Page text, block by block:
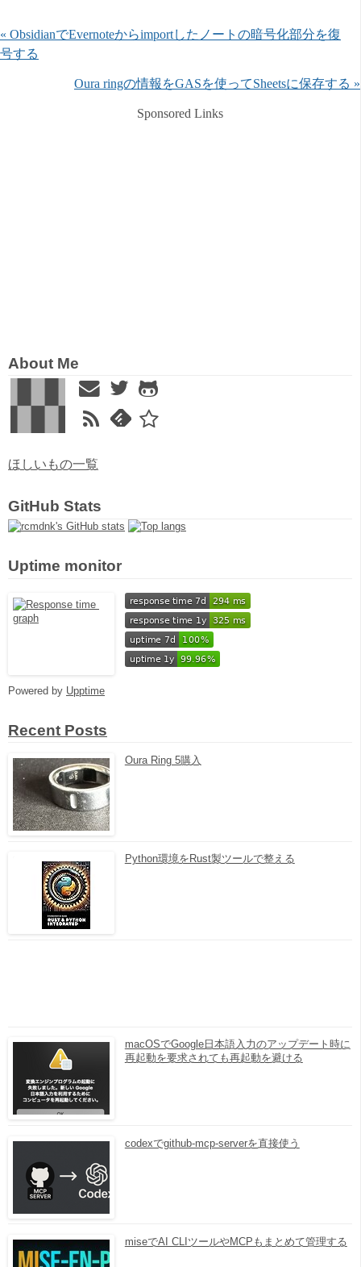
« ObsidianでEvernoteからimportしたノートの暗号化部分を復
号する
Oura ringの情報をGASを使ってSheetsに保存する »
Sponsored Links
About Me
ほしいもの一覧
GitHub Stats
Uptime monitor
Powered by Upptime
Recent Posts
Oura Ring 5購入
Python環境をRust製ツールで整える
macOSでGoogle日本語入力のアップデート時に
再起動を要求されても再起動を避ける
codexでgithub-mcp-serverを直接使う
miseでAI CLIツールやMCPもまとめて管理する